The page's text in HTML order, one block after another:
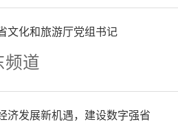
担可能发生的
新冠疫苗厂家
文化和旅游厅党组书记
频道
济发展新机遇，建设数字强省